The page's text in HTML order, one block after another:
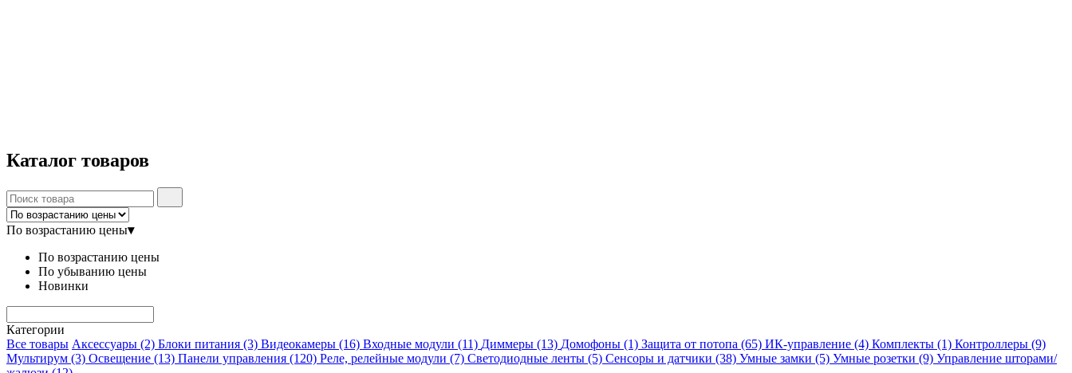
Каталог товаров
По возрастанию цены▾
По возрастанию цены
По убыванию цены
Новинки
Категории
Все товары Аксессуары (2) Блоки питания (3) Видеокамеры (16) Входные модули (11) Диммеры (13) Домофоны (1) Защита от потопа (65) ИК-управление (4) Комплекты (1) Контроллеры (9)
Мультирум (3) Освещение (13) Панели управления (120) Реле, релейные модули (7) Светодиодные ленты (5) Сенсоры и датчики (38) Умные замки (5) Умные розетки (9) Управление шторами/